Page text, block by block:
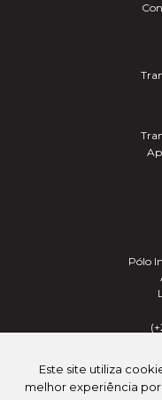
Pólo
Este site utiliza
melhor experiência